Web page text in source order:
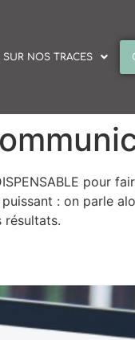
SUR NOS TRACES
pour
: on parle
résultats.